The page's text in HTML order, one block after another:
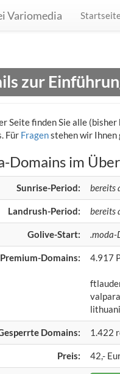
Variomedia
zur
Seite finden Sie alle
Für Fragenstehen wir Ihnen
Domains im
Sunrise-Period: bereits
Landrush-Period: bereits
Golive-Start: .moda-
Premium-Domains: 4.917
Domains: 1.422
Preis: 42,-